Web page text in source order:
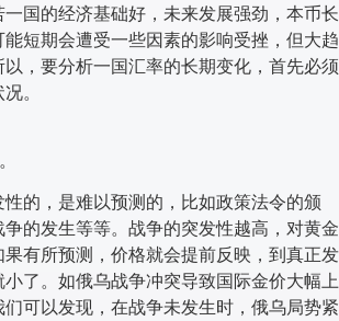
国的经济基础好，未来发展强劲，本币长
短期会遭受一些因素的影响受挫，但大趋
，要分析一国汇率的长期变化，首先必须
。
的，是难以预测的，比如政策法令的颁
的发生等等。战争的突发性越高，对黄金
有所预测，价格就会提前反映，到真正发
了。如俄乌战争冲突导致国际金价大幅上
可以发现，在战争未发生时，俄乌局势紧